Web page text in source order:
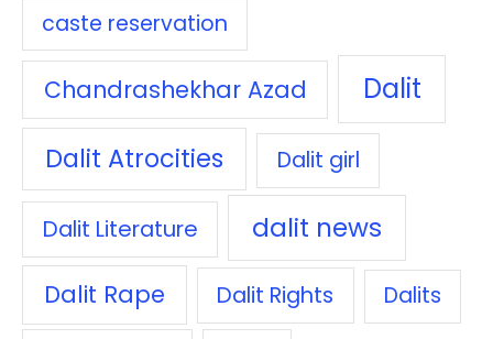
caste reservation
Chandrashekhar Azad Dalit
Dalit Atrocities Dalit girl
Dalit Literature dalit news
Dalit Rape Dalit Rights Dalits